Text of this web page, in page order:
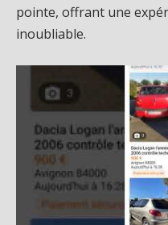
pointe, offrant une
inoubliable.